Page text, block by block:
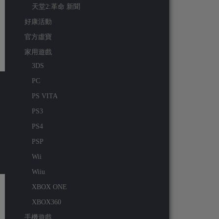
天堂2:革命 新聞
好康活動
官方虛寶
家用遊戲
3DS
PC
PS VITA
PS3
PS4
PSP
Wii
Wiiu
XBOX ONE
XBOX360
手機遊戲